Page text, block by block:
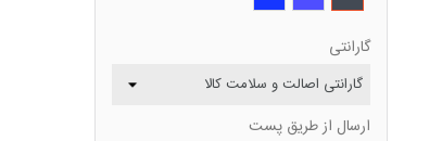
گارانتی
ارسال از طریق پست